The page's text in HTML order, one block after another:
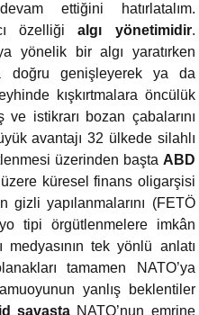
ettiğini hatırlatalım.
özelliğialgı yönetimidir.
yönelik bir algı yaratırken
doğru genişleyerek ya da
kışkırtmalara öncülük
ve istikrarı bozan çabalarını
avantajı 32 ülkede silahlı
üzerinden başta ABD
küresel finans oligarşisi
yapılanmalarını (FETÖ
tipi örgütlenmelere imkân
medyasının tek yönlü anlatı
tamamen NATO’ya
yanlış beklentiler
savaştaNATO’nun emrine